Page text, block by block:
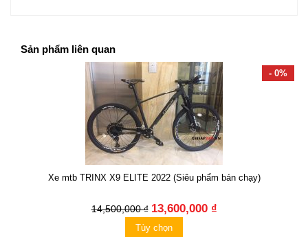
Sản phẩm liên quan
- 0%
Xe mtb TRINX X9 ELITE 2022 (Siêu phẩm bán chạy)
14,500,000 ₫ 13,600,000 ₫
Tùy chọn